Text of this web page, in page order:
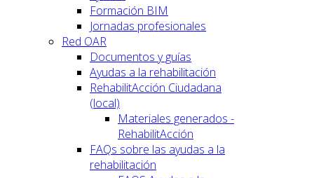
Formación BIM
Jornadas profesionales
Red OAR
Documentos y guías
Ayudas a la rehabilitación
RehabilitAcción Ciudadana
(local)
Materiales generados -
RehabilitAcción
FAQs sobre las ayudas a la
rehabilitación